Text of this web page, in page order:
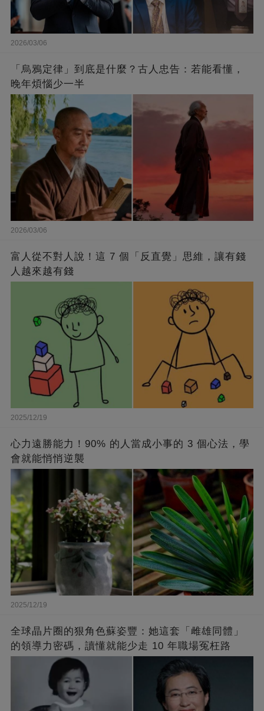
2026/03/06
「烏鴉定律」到底是什麼？古人忠告：若能看懂，
晚年煩惱少一半
2026/03/06
富人從不對人說！這 7 個「反直覺」思維，讓有錢
人越來越有錢
2025/12/19
心力遠勝能力！90% 的人當成小事的 3 個心法，學
會就能悄悄逆襲
2025/12/19
全球晶片圈的狠角色蘇姿豐：她這套「雌雄同體」
的領導力密碼，讀懂就能少走 10 年職場冤枉路